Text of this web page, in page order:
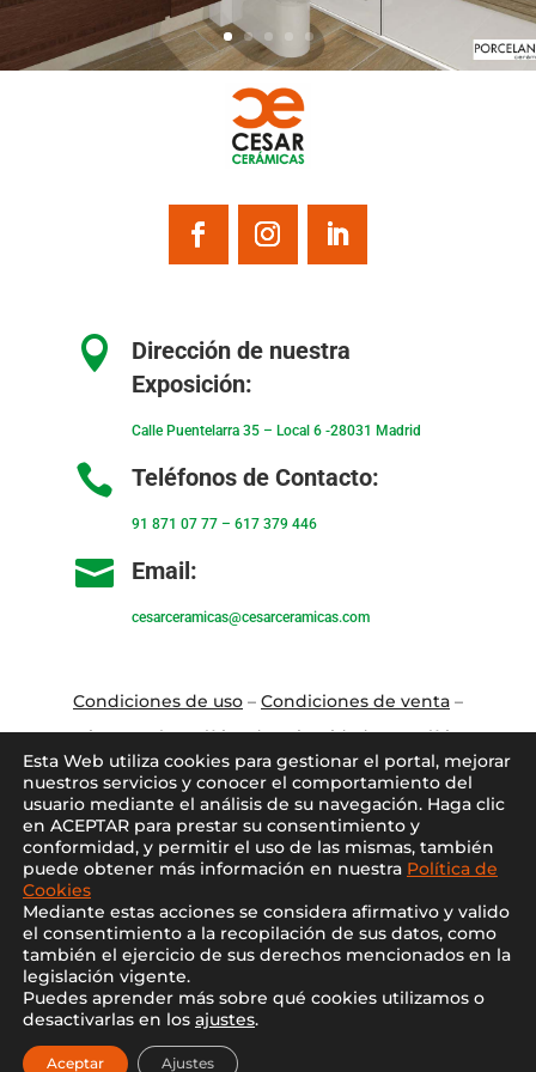

Dirección de nuestra
Exposición:
Calle Puentelarra 35 – Local 6 -28031 Madrid
 Teléfonos de Contacto:
91 871 07 77– 617 379 446
 Email:
cesarceramicas@cesarceramicas.com
Condiciones de uso– Condiciones de venta–
Aviso Legal–Política de privacidad –Política
de cookies
Blog–Contacto–Conócenos –Mi Cuenta
2021 ©Cesar Cerámicas
Diseño web por
Esta Web utiliza cookies para gestionar el portal, mejorar
nuestros servicios y conocer el comportamiento del
usuario mediante el análisis de su navegación. Haga clic
en ACEPTAR para prestar su consentimiento y
conformidad, y permitir el uso de las mismas, también
puede obtener más información en nuestra Política de
Cookies
Mediante estas acciones se considera afirmativo y valido
el consentimiento a la recopilación de sus datos, como
también el ejercicio de sus derechos mencionados en la
legislación vigente.
Puedes aprender más sobre qué cookies utilizamos o
desactivarlas en los ajustes.
Aceptar Ajustes